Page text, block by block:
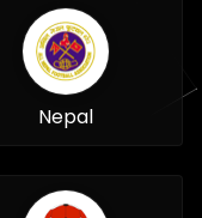
Nepal